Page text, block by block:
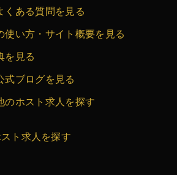
くある質問を見る
使い方・サイト概要を見る
を見る
式ブログを見る
のホスト求人を探す
ト求人を探す